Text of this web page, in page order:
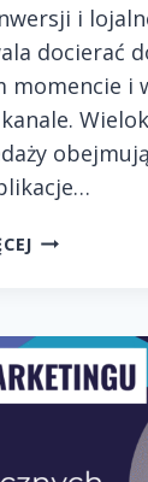
i
docierać
momencie i
SPRZEDAŻY